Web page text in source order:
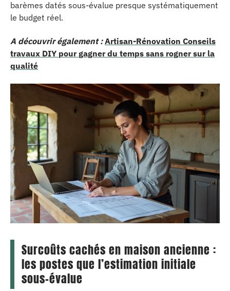
barèmes datés sous-évalue presque systématiquement
le budget réel.
A découvrir également : Artisan-Rénovation Conseils
travaux DIY pour gagner du temps sans rogner sur la
qualité
Surcoûts cachés en maison ancienne :
les postes que l’estimation initiale
sous-évalue